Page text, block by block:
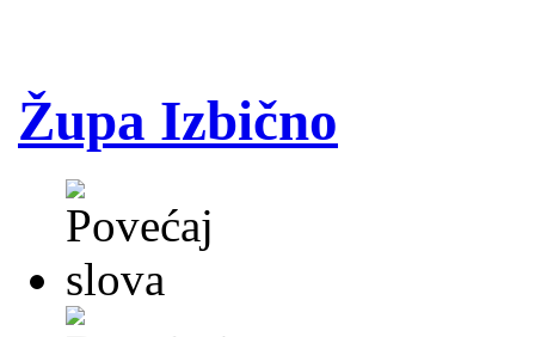
Župa Izbično